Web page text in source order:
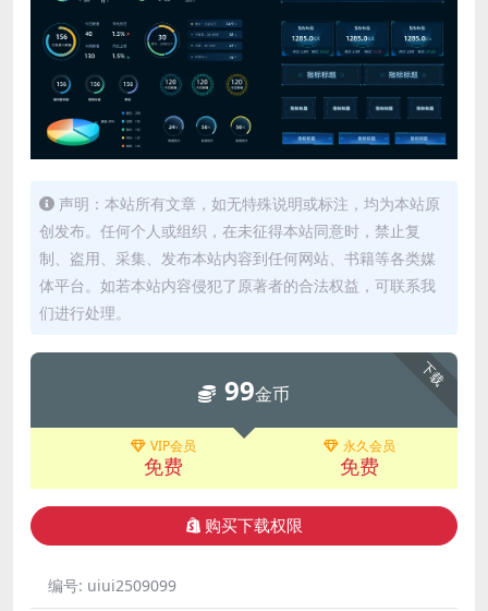
声明：本站所有文章，如无特殊说明或标注，均为本站原
创发布。任何个人或组织，在未征得本站同意时，禁止复
制、盗用、采集、发布本站内容到任何网站、书籍等各类媒
体平台。如若本站内容侵犯了原著者的合法权益，可联系我
们进行处理。
下载
99金币
VIP会员
免费
永久会员
免费
购买下载权限
编号: uiui2509099